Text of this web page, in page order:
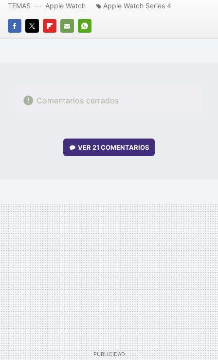
FACEBOOK
TWITTERFLIPBOARD
E-
WHATSAPP
TEMAS Apple Watch Apple Watch Series 4
Comentarios cerrados
VER21 COMENTARIOS